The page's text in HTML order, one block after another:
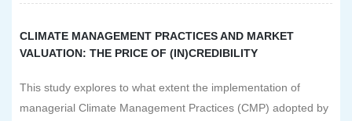
CLIMATE MANAGEMENT PRACTICES AND MARKET
VALUATION: THE PRICE OF (IN)CREDIBILITY
This study explores to what extent the implementation of
managerial Climate Management Practices (CMP) adopted by